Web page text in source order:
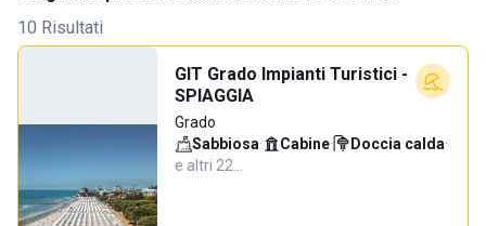
10 Risultati
GIT Grado Impianti Turistici -
SPIAGGIA
Grado
Sabbiosa· Cabine· Doccia calda·
e altri 22…